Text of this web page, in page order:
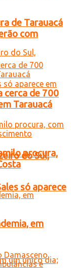
do Sul,
só aparece
de Tarauacá
com
cerca de 700
Tarauacá
procura,
em